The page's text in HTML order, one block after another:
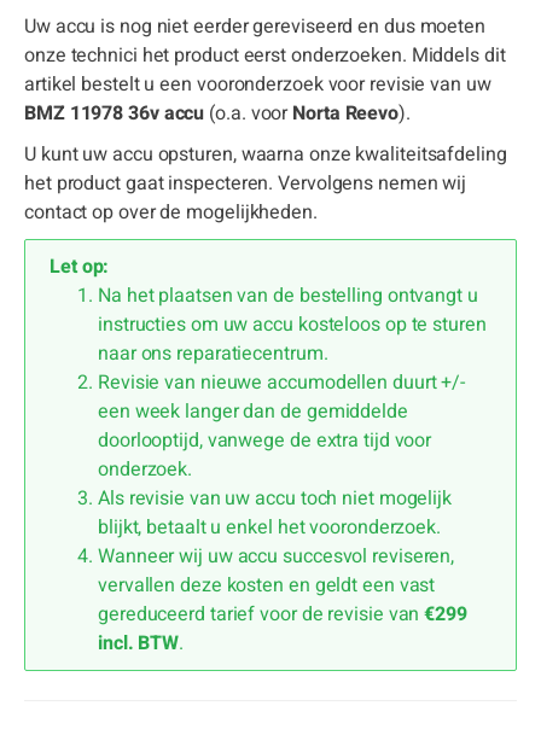
Uw accu is nog niet eerder gereviseerd en dus moeten
onze technici het product eerst onderzoeken. Middels dit
artikel bestelt u een vooronderzoek voor revisie van uw
BMZ 11978 36v accu (o.a. voorNorta Reevo).
U kunt uw accu opsturen, waarna onze kwaliteitsafdeling
het product gaat inspecteren. Vervolgens nemen wij
contact op over de mogelijkheden.
Let op:
Na het plaatsen van de bestelling ontvangt u
instructies om uw accu kosteloos op te sturen
naar ons reparatiecentrum.
Revisie van nieuwe accumodellen duurt +/-
een week langer dan de gemiddelde
doorlooptijd, vanwege de extra tijd voor
onderzoek.
Als revisie van uw accu toch niet mogelijk
blijkt, betaalt u enkel het vooronderzoek.
Wanneer wij uw accu succesvol reviseren,
vervallen deze kosten en geldt een vast
gereduceerd tarief voor de revisie van€299
incl. BTW.